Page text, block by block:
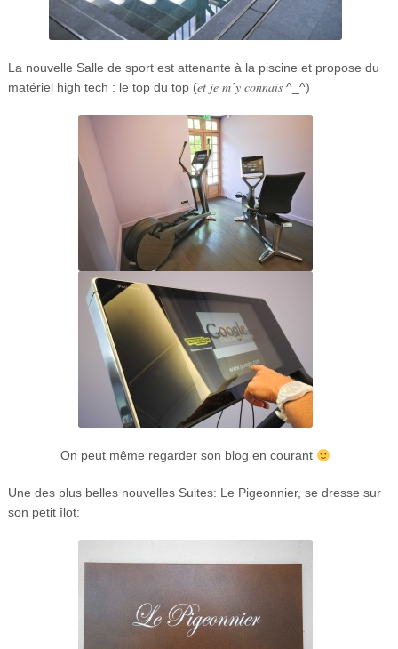
La nouvelle Salle de sport est attenante à la piscine et propose du
matériel high tech : le top du top (et je m’y connais^_^)
On peut même regarder son blog en courant
Une des plus belles nouvelles Suites: Le Pigeonnier, se dresse sur
son petit îlot: